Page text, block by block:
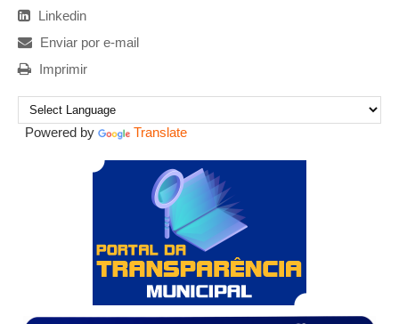
Linkedin
Enviar por e-mail
Imprimir
Powered by Translate